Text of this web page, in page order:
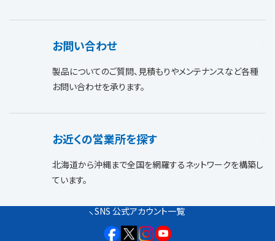
お問い合わせ
製品についてのご質問、見積もりやメンテナンスなど各種
お問い合わせを承ります。
お近くの営業所を探す
北海道から沖縄まで全国を網羅するネットワークを構築し
ています。
SNS 公式アカウント一覧